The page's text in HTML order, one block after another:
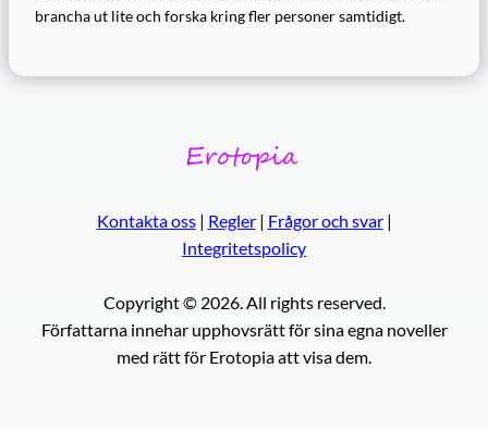
brancha ut lite och forska kring fler personer samtidigt.
Kontakta oss| Regler| Frågor och svar|
Integritetspolicy
Copyright © 2026. All rights reserved.
Författarna innehar upphovsrätt för sina egna noveller
med rätt för Erotopia att visa dem.